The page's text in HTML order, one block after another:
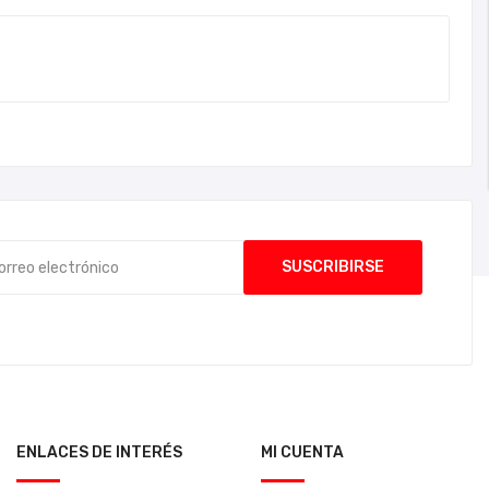
ENLACES DE INTERÉS MI CUENTA